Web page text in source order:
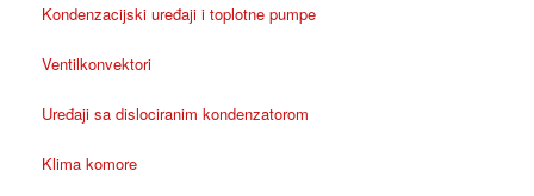
Kondenzacijski uređaji i toplotne pumpe
Ventilkonvektori
Uređaji sa dislociranim kondenzatorom
Klima komore